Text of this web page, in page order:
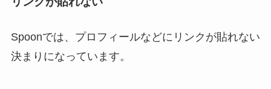
Spoonでは、プロフィールなどにリンクが貼れない
決まりになっています。